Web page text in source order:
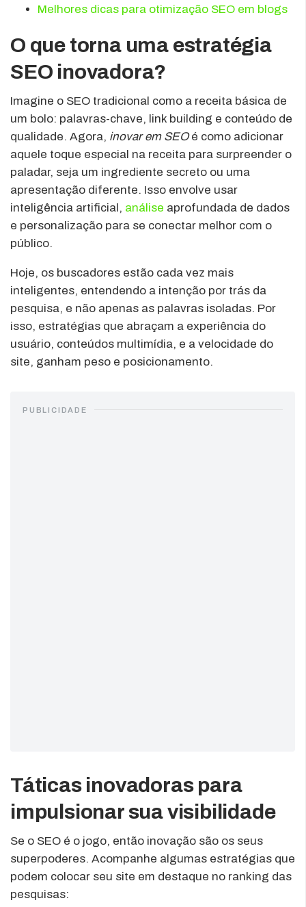
Melhores dicas para otimização SEO em blogs
O que torna uma estratégia
SEO inovadora?
Imagine o SEO tradicional como a receita básica de
um bolo: palavras-chave, link building e conteúdo de
qualidade. Agora, inovar em SEOé como adicionar
aquele toque especial na receita para surpreender o
paladar, seja um ingrediente secreto ou uma
apresentação diferente. Isso envolve usar
inteligência artificial, análise aprofundada de dados
e personalização para se conectar melhor com o
público.
Hoje, os buscadores estão cada vez mais
inteligentes, entendendo a intenção por trás da
pesquisa, e não apenas as palavras isoladas. Por
isso, estratégias que abraçam a experiência do
usuário, conteúdos multimídia, e a velocidade do
site, ganham peso e posicionamento.
PUBLICIDADE
Táticas inovadoras para
impulsionar sua visibilidade
Se o SEO é o jogo, então inovação são os seus
superpoderes. Acompanhe algumas estratégias que
podem colocar seu site em destaque no ranking das
pesquisas: